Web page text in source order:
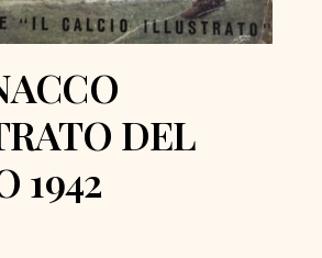
DEL
1942